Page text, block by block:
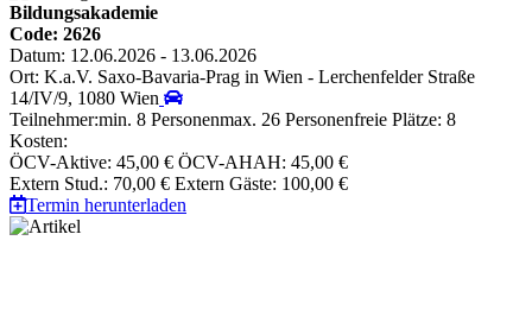
Bildungsakademie
Code: 2626
Datum: 12.06.2026 - 13.06.2026
Ort: K.a.V. Saxo-Bavaria-Prag in Wien - Lerchenfelder Straße
14/IV/9, 1080 Wien
Teilnehmer:min. 8 Personenmax. 26 Personenfreie Plätze: 8
Kosten:
ÖCV-Aktive: 45,00 € ÖCV-AHAH: 45,00 €
Extern Stud.: 70,00 € Extern Gäste: 100,00 €
Termin herunterladen